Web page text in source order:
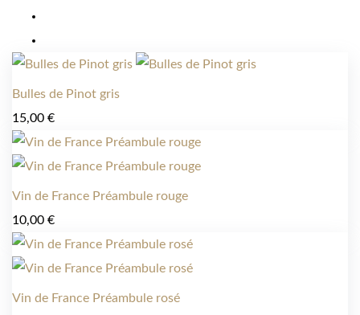
Bulles de Pinot gris
15,00 €
Vin de France Préambule rouge
10,00 €
Vin de France Préambule rosé